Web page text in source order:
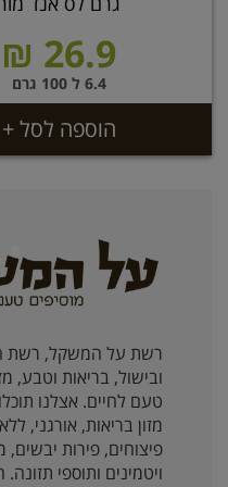
26.9 ₪
6.4 ל 100 גרם
הוספה לסל +
רשת על המשקל, רשת
ובישול, בריאות וטבע,
טעם לחיים. אצלנו
מזון בריאות, אורגני,
פיצוחים, פירות יבשים,
ויטמינים ותוספי